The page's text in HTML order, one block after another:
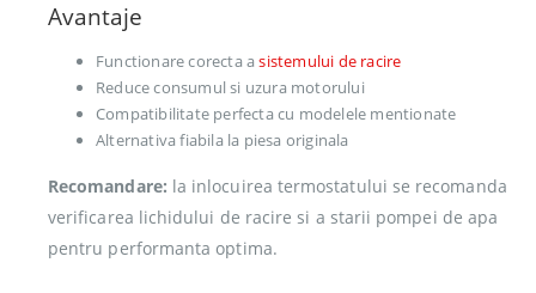
Avantaje
Functionare corecta asistemului de racire
Reduce consumul si uzura motorului
Compatibilitate perfecta cu modelele mentionate
Alternativa fiabila la piesa originala
Recomandare: la inlocuirea termostatului se recomanda
verificarea lichidului de racire si a starii pompei de apa
pentru performanta optima.